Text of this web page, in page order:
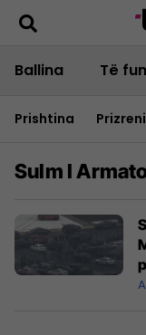
Ballina Të
Prishtina Prizreni
Sulm I